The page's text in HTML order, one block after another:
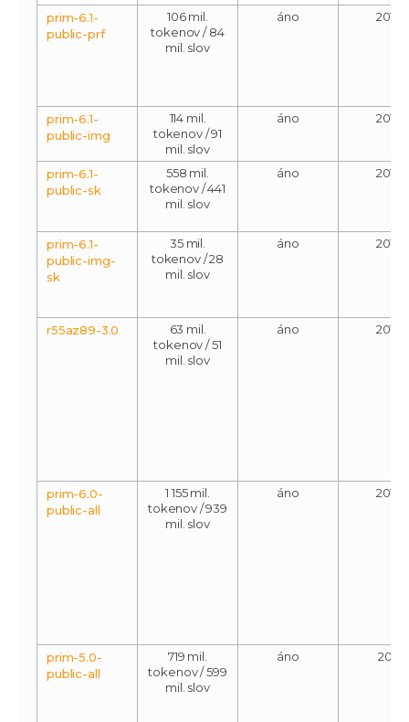
prim-6.1-
public-prf
106 mil.
tokenov / 84
mil. slov
áno 2013
prim-6.1-
public-img
114 mil.
tokenov / 91
mil. slov
áno 2013
prim-6.1-
public-sk
558 mil.
tokenov / 441
mil. slov
áno 2013
prim-6.1-
public-img-
sk
35 mil.
tokenov / 28
mil. slov
áno 2013
r55az89-3.0
63 mil.
tokenov / 51
mil. slov
áno 2013
prim-6.0-
public-all
1 155 mil.
tokenov / 939
mil. slov
áno 2013
prim-5.0-
public-all
719 mil.
tokenov / 599
mil. slov
áno 2011